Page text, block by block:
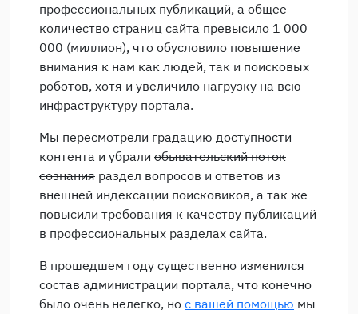
профессиональных публикаций, а общее
количество страниц сайта превысило 1 000
000 (миллион), что обусловило повышение
внимания к нам как людей, так и поисковых
роботов, хотя и увеличило нагрузку на всю
инфраструктуру портала.
Мы пересмотрели градацию доступности
контента и убрали обывательский поток
сознания раздел вопросов и ответов из
внешней индексации поисковиков, а так же
повысили требования к качеству публикаций
в профессиональных разделах сайта.
В прошедшем году существенно изменился
состав администрации портала, что конечно
было очень нелегко, но с вашей помощью мы